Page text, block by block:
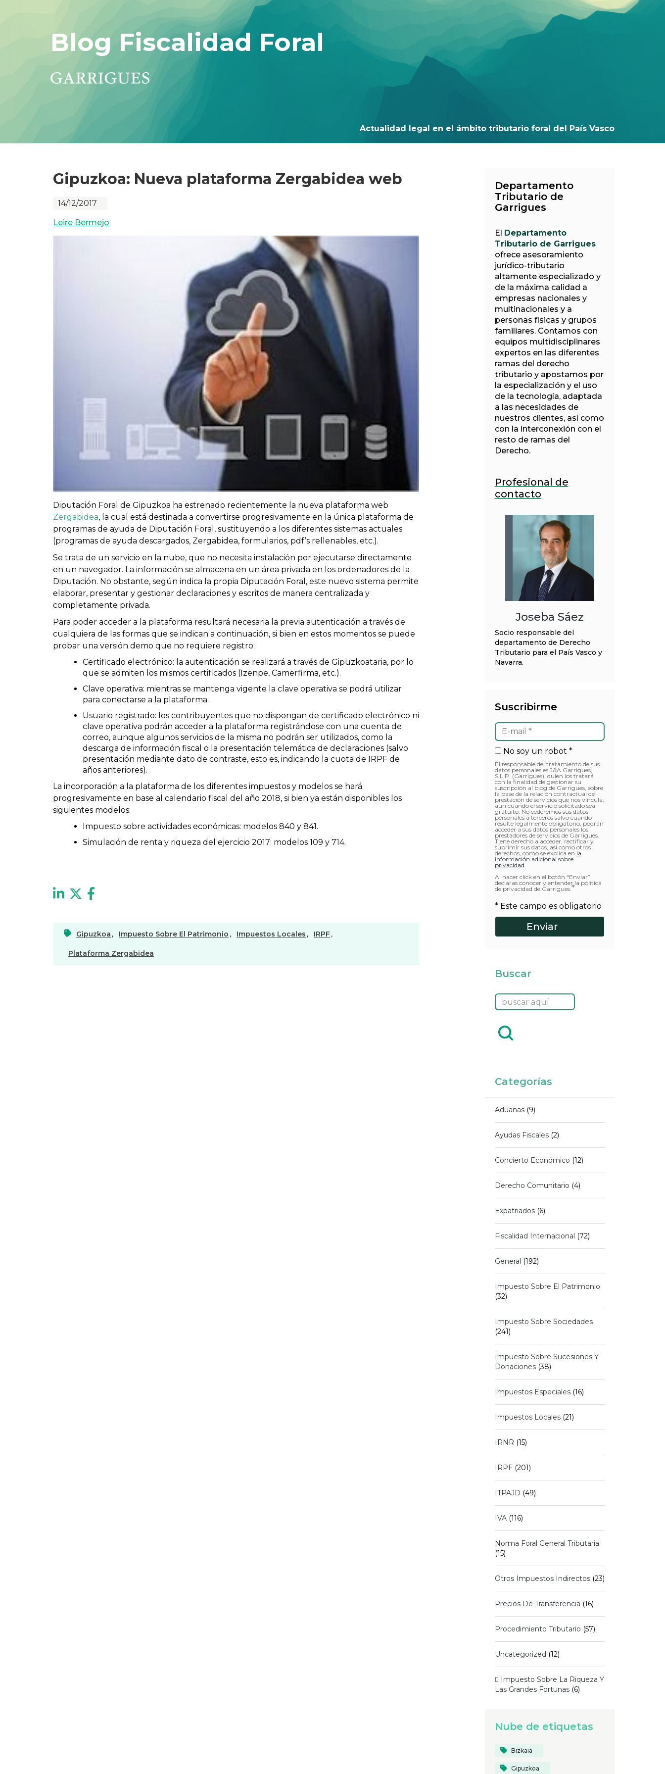
Blog Fiscalidad Foral
Actualidad legal en el ámbito tributario foral del País Vasco
Gipuzkoa: Nueva plataforma Zergabidea web
14/12/2017
Leire Bermejo
Diputación Foral de Gipuzkoa ha estrenado recientemente la nueva plataforma web
Zergabidea, la cual está destinada a convertirse progresivamente en la única plataforma de
programas de ayuda de Diputación Foral, sustituyendo a los diferentes sistemas actuales
(programas de ayuda descargados, Zergabidea, formularios, pdf’s rellenables, etc.).
Se trata de un servicio en la nube, que no necesita instalación por ejecutarse directamente
en un navegador. La información se almacena en un área privada en los ordenadores de la
Diputación. No obstante, según indica la propia Diputación Foral, este nuevo sistema permite
elaborar, presentar y gestionar declaraciones y escritos de manera centralizada y
completamente privada.
Para poder acceder a la plataforma resultará necesaria la previa autenticación a través de
cualquiera de las formas que se indican a continuación, si bien en estos momentos se puede
probar una versión demo que no requiere registro:
Certificado electrónico: la autenticación se realizará a través de Gipuzkoataria, por lo
que se admiten los mismos certificados (Izenpe, Camerfirma, etc.).
Clave operativa: mientras se mantenga vigente la clave operativa se podrá utilizar
para conectarse a la plataforma.
Usuario registrado: los contribuyentes que no dispongan de certificado electrónico ni
clave operativa podrán acceder a la plataforma registrándose con una cuenta de
correo, aunque algunos servicios de la misma no podrán ser utilizados, como la
descarga de información fiscal o la presentación telemática de declaraciones (salvo
presentación mediante dato de contraste, esto es, indicando la cuota de IRPF de
años anteriores).
La incorporación a la plataforma de los diferentes impuestos y modelos se hará
progresivamente en base al calendario fiscal del año 2018, si bien ya están disponibles los
siguientes modelos:
Impuesto sobre actividades económicas: modelos 840 y 841.
Simulación de renta y riqueza del ejercicio 2017: modelos 109 y 714.
Gipuzkoa , Impuesto Sobre El Patrimonio , Impuestos Locales , IRPF ,
Plataforma Zergabidea
Departamento
Tributario de
Garrigues
El
Departamento
Tributario de Garrigues
ofrece asesoramiento
jurídico-tributario
altamente especializado y
de la máxima calidad a
empresas nacionales y
multinacionales y a
personas físicas y grupos
familiares. Contamos con
equipos multidisciplinares
expertos en las diferentes
ramas del derecho
tributario y apostamos por
la especialización y el uso
de la tecnología, adaptada
a las necesidades de
nuestros clientes, así como
con la interconexión con el
resto de ramas del
Derecho.
Profesional de
contacto
Joseba Sáez
Socio responsable del
departamento de Derecho
Tributario para el País Vasco y
Navarra.
Suscribirme
No soy un robot *
El responsable del tratamiento de sus
datos personales es J&A Garrigues,
S.L.P. (Garrigues), quien los tratará
con la finalidad de gestionar su
suscripción al blog de Garrigues, sobre
la base de la relación contractual de
prestación de servicios que nos vincula,
aun cuando el servicio solicitado sea
gratuito. No cederemos sus datos
personales a terceros salvo cuando
resulte legalmente obligatorio, podrán
acceder a sus datos personales los
prestadores de servicios de Garrigues.
Tiene derecho a acceder, rectificar y
suprimir sus datos, así como otros
derechos, como se explica en la
información adicional sobre
privacidad.
Al hacer click en el botón “Enviar”
declaras conocer y entender la política
de privacidad de Garrigues.*
* Este campo es obligatorio
Buscar
Categorías
Aduanas(9)
Ayudas Fiscales(2)
Concierto Económico (12)
Derecho Comunitario (4)
Expatriados(6)
Fiscalidad Internacional (72)
General (192)
Impuesto Sobre El Patrimonio
(32)
Impuesto Sobre Sociedades
(241)
Impuesto Sobre Sucesiones Y
Donaciones(38)
Impuestos Especiales(16)
Impuestos Locales(21)
IRNR (15)
IRPF(201)
ITPAJD (49)
IVA(116)
Norma Foral General Tributaria
(15)
Otros Impuestos Indirectos(23)
Precios De Transferencia (16)
Procedimiento Tributario (57)
Uncategorized (12)
 Impuesto Sobre La Riqueza Y
Las Grandes Fortunas(6)
Nube de etiquetas
Bizkaia
Gipuzkoa